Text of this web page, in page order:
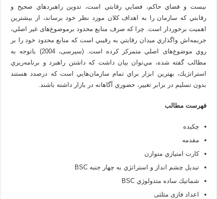
نیست و فضاي حاكم، فضايي رقابتي است، تدوين راهبرد‌هاي صحيح و
رقابتي كه سازمان را به اهداف كلان مورد نظر خود برساند، از بيشترين
اهميت برخوردار است. چرا كه صرف منابع محدود برموضوع‌های غير اصلي،
جريمه‌اش واگذاري ميدان رقابتي به رقيبي است كه منابع محدود خود را بر
روي موضوع‌های اصلي متمركز كرده است. (سیرسی، 2004) باتوجه به
مطالب گفته شده، مي‌توان بيان داشت كه داشتن راهبرد و برنامه‌ريزي
استراتژيك، بهترين ابزار براي تمام سازمان‌هايي است كه درصدد هستند
بدون تسليم در برابر تغيير، حضوري آگاهانه در بازار داشته باشند.
فهرست مطالب
چكيده
مقدمه
كارت امتيازي متوازن
تبديل چشم انداز و استراتژي به چهار جنبه BSC
شماتيك ساده متدولوژي BSC
اعداد فازی مثلثی